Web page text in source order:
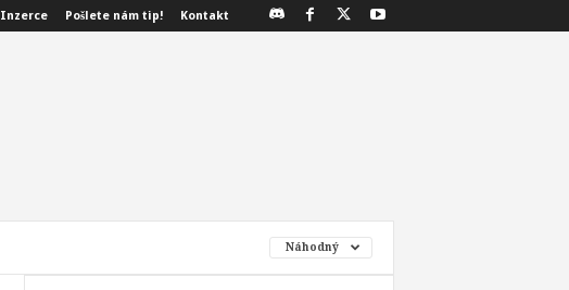
Inzerce Pošlete nám tip! Kontakt
Náhodný